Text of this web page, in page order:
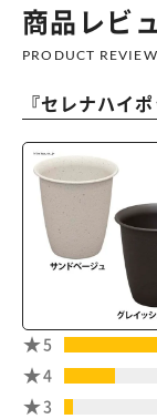
商品レビ
PRODUCT REVIEW
『セレナハイ
5
4
3